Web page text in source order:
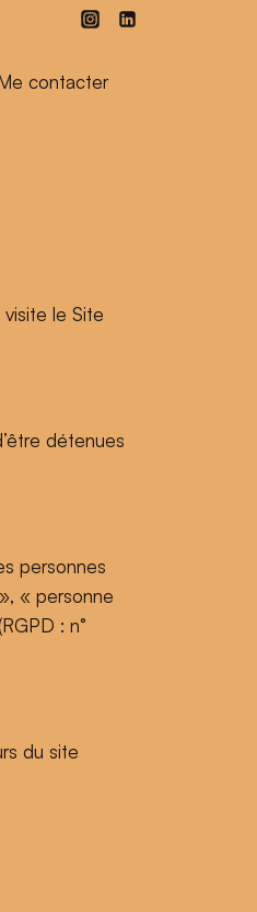
contacter
le Site
détenues
personnes
« personne
: n°
du site